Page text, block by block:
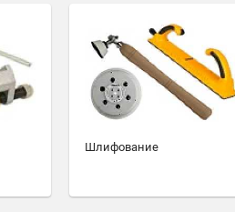
Шлифование